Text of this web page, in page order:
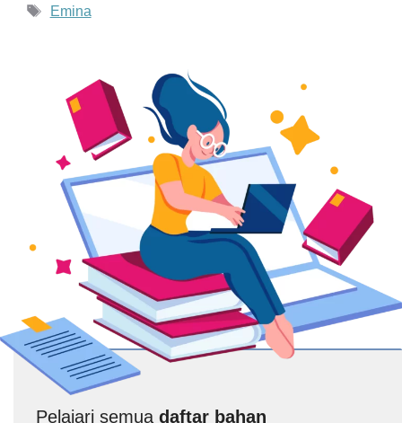
Tag
Emina
Pelajari semua daftar bahan